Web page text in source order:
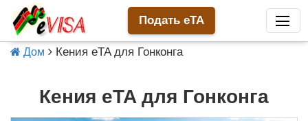
Подать eTA
Дом Кения eTA для Гонконга
Кения eTA для Гонконга